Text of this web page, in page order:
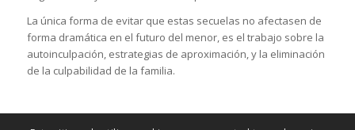
La única forma de evitar que estas secuelas no afectasen de
forma dramática en el futuro del menor, es el trabajo sobre la
autoinculpación, estrategias de aproximación, y la eliminación
de la culpabilidad de la familia.